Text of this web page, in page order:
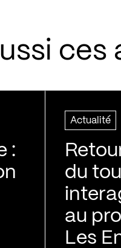
ces
:
Actualité
du
au
Les